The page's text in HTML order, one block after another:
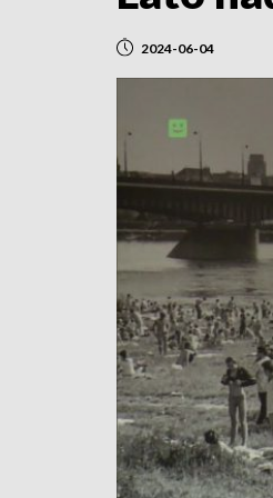
2024-06-04